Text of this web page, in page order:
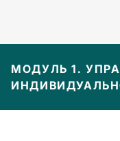
МОДУЛЬ 1.